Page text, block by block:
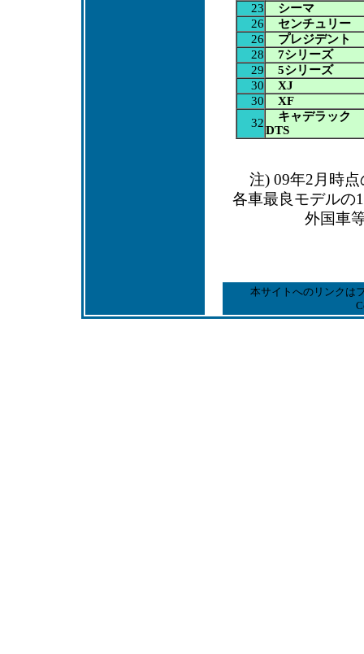
23
シーマ
26
センチュリー
26
プレジデント
28
7シリーズ
29
5シリーズ
30
XJ
30
XF
32
キャデラック
DTS
注) 09年2月時
各車最良モデルの
外国車
本サイトへのリンクは